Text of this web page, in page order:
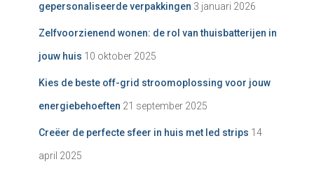
gepersonaliseerde verpakkingen 3 januari 2026
Zelfvoorzienend wonen: de rol van thuisbatterijen in
jouw huis 10 oktober 2025
Kies de beste off-grid stroomoplossing voor jouw
energiebehoeften 21 september 2025
Creëer de perfecte sfeer in huis met led strips 14
april 2025